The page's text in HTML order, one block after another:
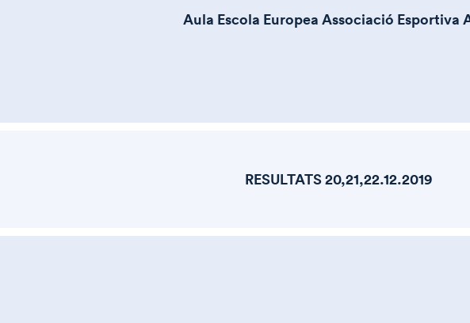
Aula Escola Europea Associació Esportiva
RESULTATS 20,21,22.12.2019